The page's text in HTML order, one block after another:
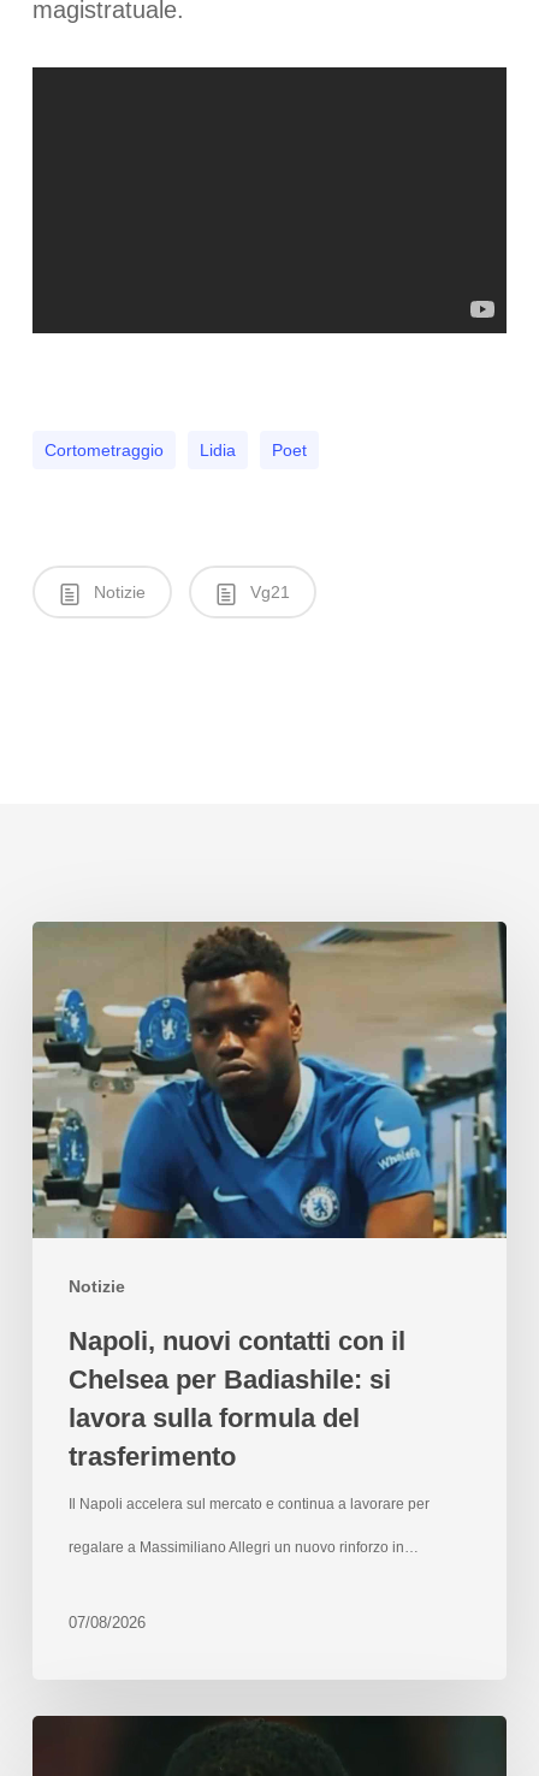
magistratuale.
Cortometraggio Lidia Poet
Notizie Vg21
Notizie
Napoli, nuovi contatti con il
Chelsea per Badiashile: si
lavora sulla formula del
trasferimento
Il Napoli accelera sul mercato e continua a lavorare per
regalare a Massimiliano Allegri un nuovo rinforzo in…
07/08/2026